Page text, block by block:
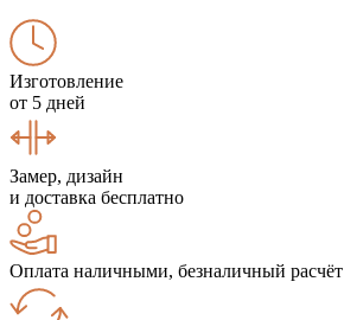
Изготовление
от 5 дней
Замер, дизайн
и доставка бесплатно
Оплата наличными, безналичный расчёт